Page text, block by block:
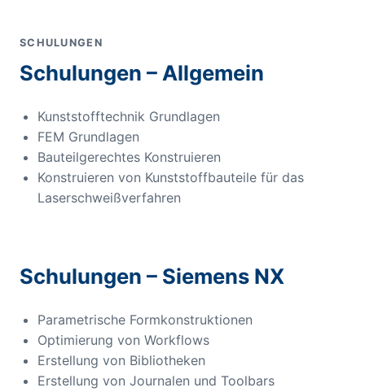
SCHULUNGEN
Schulungen – Allgemein
Kunststofftechnik Grundlagen
FEM Grundlagen
Bauteilgerechtes Konstruieren
Konstruieren von Kunststoffbauteile für das
Laserschweißverfahren
Schulungen – Siemens NX
Parametrische Formkonstruktionen
Optimierung von Workflows
Erstellung von Bibliotheken
Erstellung von Journalen und Toolbars